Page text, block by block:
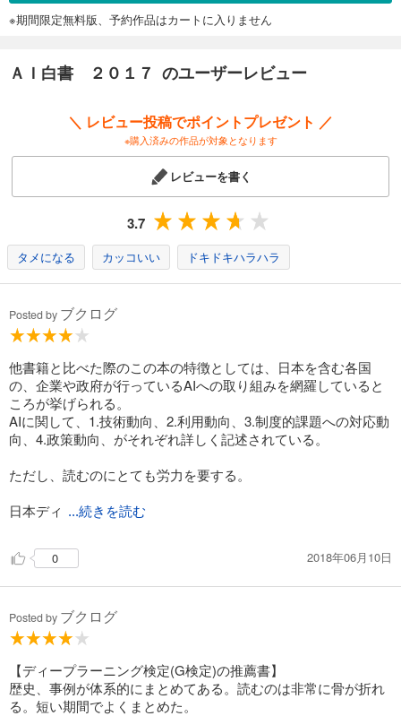
※期間限定無料版、予約作品はカートに入りません
ＡＩ白書 ２０１７ のユーザーレビュー
＼ レビュー投稿でポイントプレゼント ／
※購入済みの作品が対象となります
レビューを書く
3.7
タメになる カッコいい ドキドキハラハラ
Posted by ブクログ
他書籍と比べた際のこの本の特徴としては、日本を含む各国
の、企業や政府が行っているAIへの取り組みを網羅していると
ころが挙げられる。
AIに関して、1.技術動向、2.利用動向、3.制度的課題への対応動
向、4.政策動向、がそれぞれ詳しく記述されている。
ただし、読むのにとても労力を要する。
日本ディ
...続きを読む
0 2018年06月10日
Posted by ブクログ
【ディープラーニング検定(G検定)の推薦書】
歴史、事例が体系的にまとめてある。読むのは非常に骨が折れ
る。短い期間でよくまとめた。